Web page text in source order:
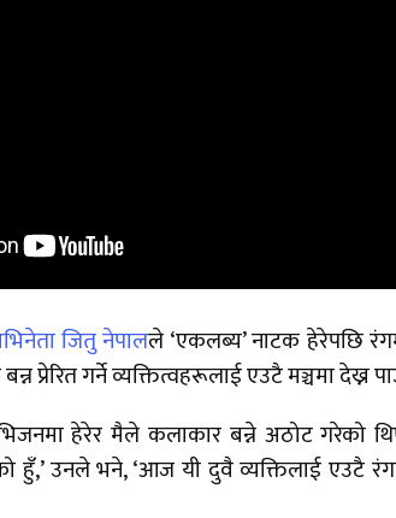
जितु नेपालले ‘एकलब्य’ नाटक हेरेपछि
गर्ने व्यक्तित्वहरूलाई एउटै मञ्चमा देख्न
हेरेर मैले कलाकार बन्ने अठोट गरेको
हुँ,’ उनले भने, ‘आज यी दुवै व्यक्तिलाई एउटै